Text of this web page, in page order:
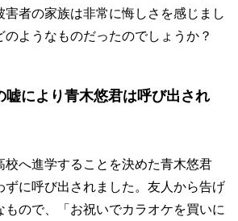
害者の家族は非常に悔しさを感じまし
のようなものだったのでしょうか？
嘘により青木悠君は呼び出され
校へ進学することを決めた青木悠君
ずに呼び出されました。友人から告げ
もので、「お祝いでカラオケを買いに